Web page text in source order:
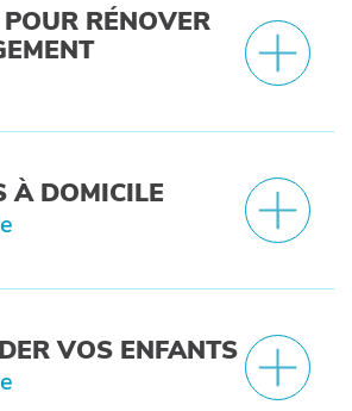
RÉNOVER
À DOMICILE
VOS ENFANTS